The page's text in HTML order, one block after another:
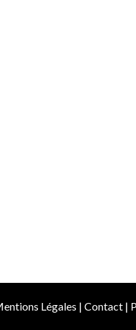
Légales | Contact |